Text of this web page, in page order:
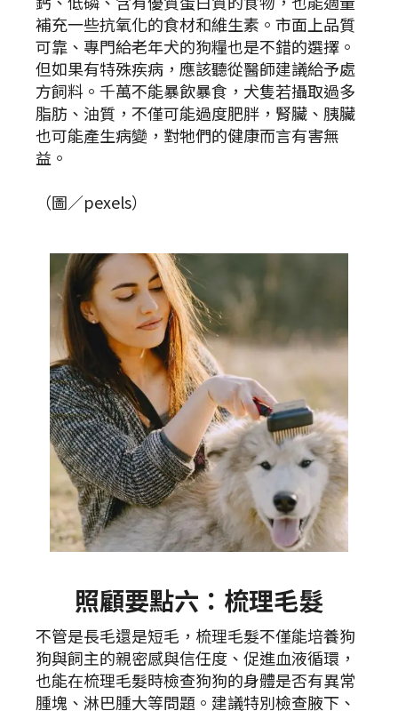
補充一些抗氧化的食材和維生素。市面上品質
可靠、專門給老年犬的狗糧也是不錯的選擇。
但如果有特殊疾病，應該聽從醫師建議給予處
方飼料。千萬不能暴飲暴食，犬隻若攝取過多
脂肪、油質，不僅可能過度肥胖，腎臟、胰臟
也可能產生病變，對牠們的健康而言有害無
益。
（圖／pexels）
照顧要點六：梳理毛髮
不管是長毛還是短毛，梳理毛髮不僅能培養狗
狗與飼主的親密感與信任度、促進血液循環，
也能在梳理毛髮時檢查狗狗的身體是否有異常
腫塊、淋巴腫大等問題。建議特別檢查腋下、